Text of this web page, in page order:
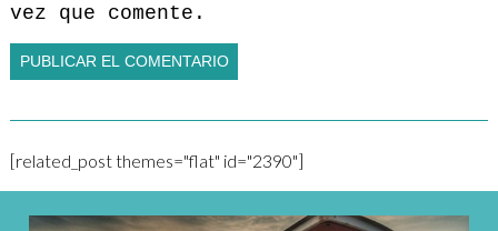
vez que comente.
[related_post themes="flat" id="2390"]